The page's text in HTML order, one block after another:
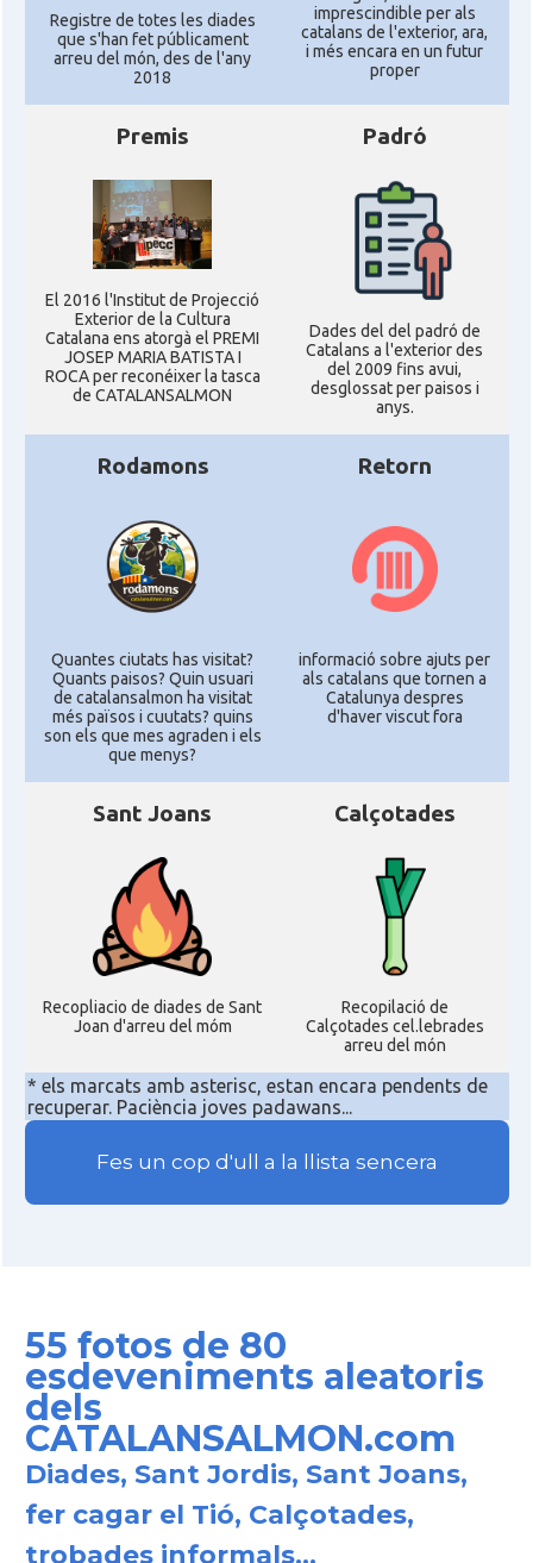
Registre de totes les diades
que s'han fet públicament
arreu del món, des de l'any
2018
imprescindible per als
catalans de l'exterior, ara,
i més encara en un futur
proper
Premis
El 2016 l'Institut de Projecció
Exterior de la Cultura
Catalana ens atorgà el PREMI
JOSEP MARIA BATISTA I
ROCA per reconéixer la tasca
de CATALANSALMON
Padró
Dades del del padró de
Catalans a l'exterior des
del 2009 fins avui,
desglossat per paisos i
anys.
Rodamons
Quantes ciutats has visitat?
Quants paisos? Quin usuari
de catalansalmon ha visitat
més països i cuutats? quins
son els que mes agraden i els
que menys?
Retorn
informació sobre ajuts per
als catalans que tornen a
Catalunya despres
d'haver viscut fora
Sant Joans
Recopliacio de diades de Sant
Joan d'arreu del móm
Calçotades
Recopilació de
Calçotades cel.lebrades
arreu del món
* els marcats amb asterisc, estan encara pendents de
recuperar. Paciència joves padawans...
Fes un cop d'ull a la llista sencera
55 fotos de 80
esdeveniments aleatoris
dels
CATALANSALMON.com
Diades, Sant Jordis, Sant Joans,
fer cagar el Tió, Calçotades,
trobades informals...